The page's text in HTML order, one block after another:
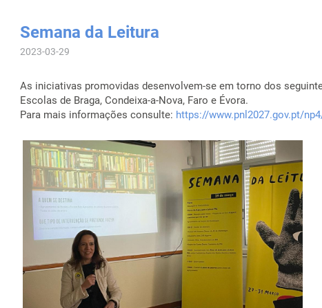
Semana da Leitura
2023-03-29
As iniciativas promovidas desenvolvem-se em torno dos
Escolas de Braga, Condeixa-a-Nova, Faro e Évora.
Para mais informações consulte: https://www.pnl2027.gov.pt/